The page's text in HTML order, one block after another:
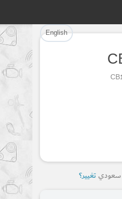
English
سعوديتغيير؟
Part
بنجاح.